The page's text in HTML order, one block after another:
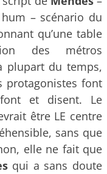
– scénario du
qu’une table
des métros
plupart du temps,
protagonistes font
et disent. Le
être LE centre
sans que
elle ne fait que
qui a sans doute